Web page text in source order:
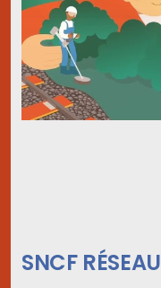
SNCF RÉSEAU